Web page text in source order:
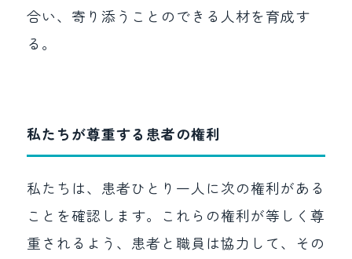
合い、寄り添うことのできる人材を育成す
る。
私たちが尊重する患者の権利
私たちは、患者ひとり一人に次の権利がある
ことを確認します。これらの権利が等しく尊
重されるよう、患者と職員は協力して、その